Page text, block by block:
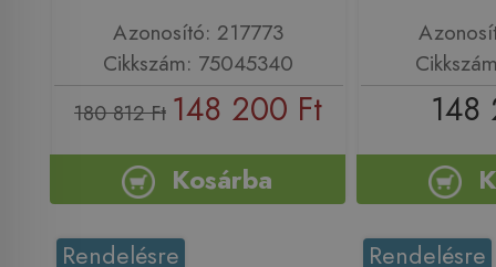
Azonosító: 217773
Cikkszám: 75045340
180 812 Ft 148 200 Ft
Kosárba
148
Rendelésre Rendelésre